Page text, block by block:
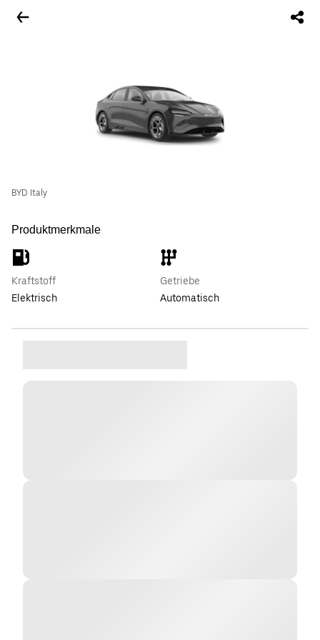
BYD Italy
Produktmerkmale
Kraftstoff
Elektrisch
Getriebe
Automatisch